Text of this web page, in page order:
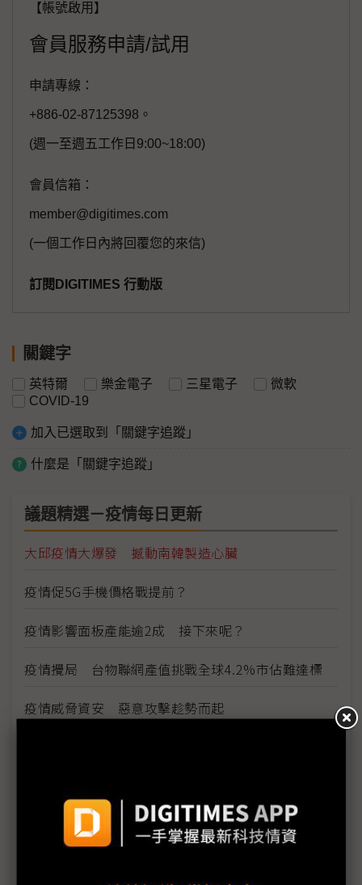
【帳號啟用】
會員服務申請/試用
申請專線：
+886-02-87125398。
(週一至週五工作日9:00~18:00)
會員信箱：
member@digitimes.com
(一個工作日內將回覆您的來信)
訂閱DIGITIMES 行動版
關鍵字
英特爾 樂金電子 三星電子
微軟
COVID-19
加入已選取到「關鍵字追蹤」
什麼是「關鍵字追蹤」
議題精選－疫情每日更新
大邱疫情大爆發 撼動南韓製造心臟
疫情促5G手機價格戰提前？
疫情影響面板產能逾2成 接下來呢？
疫情攪局 台物聯網產值挑戰全球4.2%市佔難達標
疫情威脅資安 惡意攻擊趁勢而起
因應疫情影響 供應鏈出招拚復工、推新服務